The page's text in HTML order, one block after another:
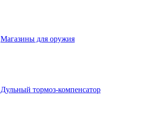
Магазины для оружия
Дульный тормоз-компенсатор